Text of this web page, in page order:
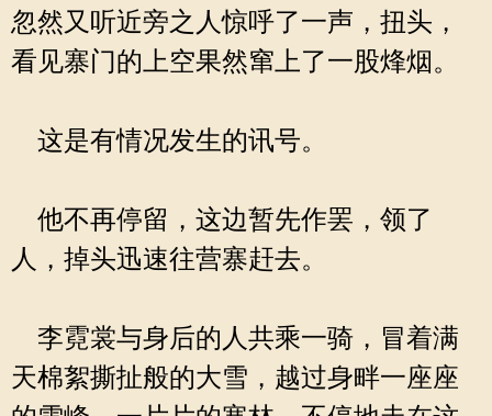
忽然又听近旁之人惊呼了一声，扭头，
看见寨门的上空果然窜上了一股烽烟。
这是有情况发生的讯号。
他不再停留，这边暂先作罢，领了
人，掉头迅速往营寨赶去。
李霓裳与身后的人共乘一骑，冒着满
天棉絮撕扯般的大雪，越过身畔一座座